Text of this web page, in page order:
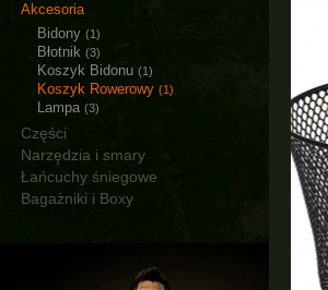
Akcesoria
Bidony (1)
Błotnik (3)
Koszyk Bidonu (1)
Koszyk Rowerowy (1)
Lampa (3)
Części
Narzędzia i smary
Łańcuchy śniegowe
Bagażniki i Boxy